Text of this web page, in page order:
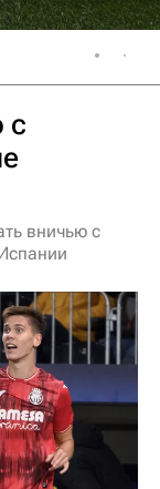
с
вничью с